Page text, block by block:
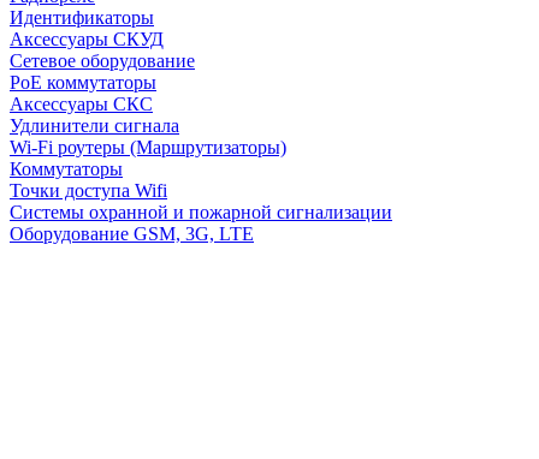
Идентификаторы
Аксессуары СКУД
Сетевое оборудование
PoE коммутаторы
Аксессуары СКС
Удлинители сигнала
Wi-Fi роутеры (Маршрутизаторы)
Коммутаторы
Точки доступа Wifi
Системы охранной и пожарной сигнализации
Оборудование GSM, 3G, LTE